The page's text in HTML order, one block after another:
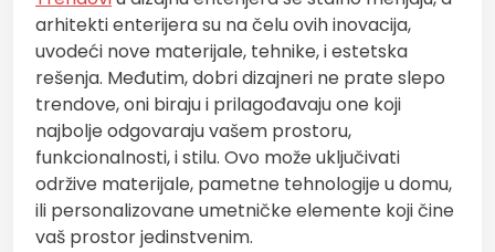
arhitekti enterijera su na čelu ovih inovacija,
uvodeći nove materijale, tehnike, i estetska
rešenja. Međutim, dobri dizajneri ne prate slepo
trendove, oni biraju i prilagođavaju one koji
najbolje odgovaraju vašem prostoru,
funkcionalnosti, i stilu. Ovo može uključivati
održive materijale, pametne tehnologije u domu,
ili personalizovane umetničke elemente koji čine
vaš prostor jedinstvenim.